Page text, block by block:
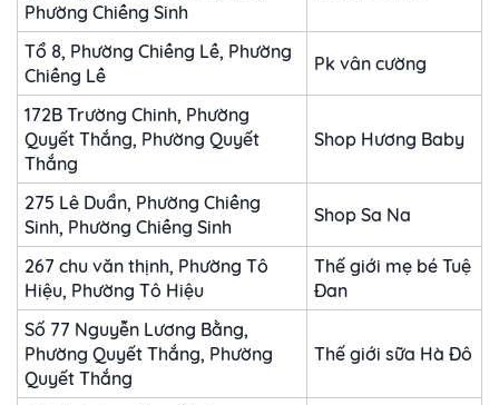
Phường Chiềng Sinh
Tổ 8, Phường Chiềng Lề, Phường
Chiềng Lề
Pk vân cường
172B Trường Chinh, Phường
Quyết Thắng, Phường Quyết
Thắng
Shop Hương Baby
275 Lê Duẩn, Phường Chiềng
Sinh, Phường Chiềng Sinh
Shop Sa Na
267 chu văn thịnh, Phường Tô
Hiệu, Phường Tô Hiệu
Thế giới mẹ bé Tuệ
Đan
Số 77 Nguyễn Lương Bằng,
Phường Quyết Thắng, Phường
Quyết Thắng
Thế giới sữa Hà Đô